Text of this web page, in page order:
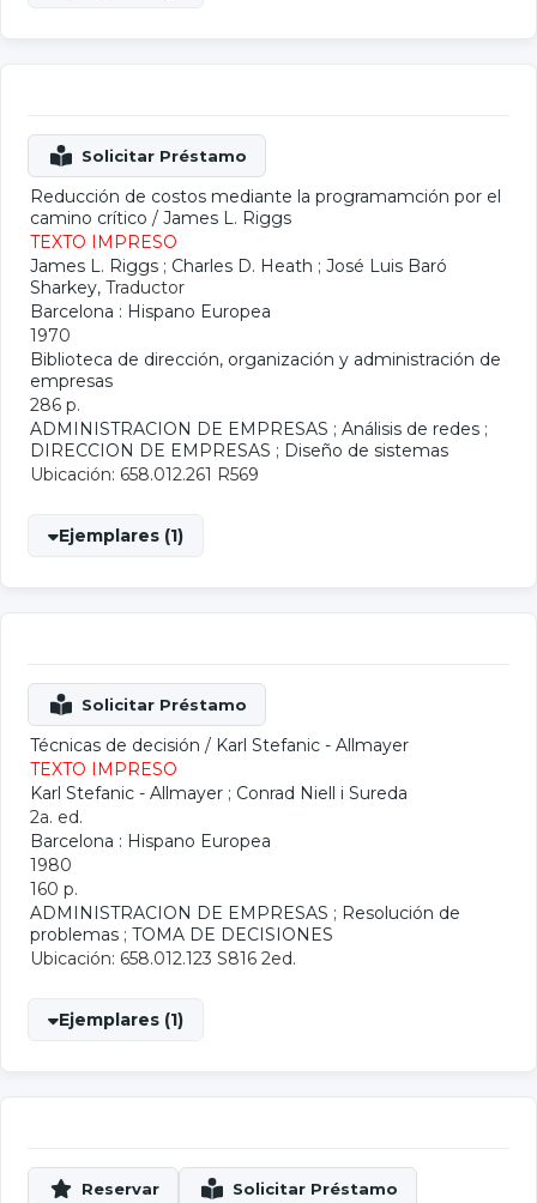
Reducción de costos mediante la programamción por el
camino crítico / James L. Riggs
TEXTO IMPRESO
James L. Riggs ; Charles D. Heath ; José Luis Baró
Sharkey, Traductor
Barcelona : Hispano Europea
1970
Biblioteca de dirección, organización y administración de
empresas
286 p.
ADMINISTRACION DE EMPRESAS ; Análisis de redes ;
DIRECCION DE EMPRESAS ; Diseño de sistemas
Ubicación: 658.012.261 R569
Ejemplares (1)
Técnicas de decisión / Karl Stefanic - Allmayer
TEXTO IMPRESO
Karl Stefanic - Allmayer ; Conrad Niell i Sureda
2a. ed.
Barcelona : Hispano Europea
1980
160 p.
ADMINISTRACION DE EMPRESAS ; Resolución de
problemas ; TOMA DE DECISIONES
Ubicación: 658.012.123 S816 2ed.
Ejemplares (1)